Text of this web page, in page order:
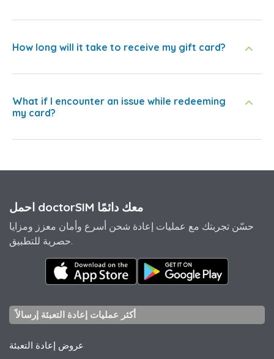
How long will it take to receive my gift card?
What if I encounter an issue while redeeming
my card?
احمل doctorSIM معك دائمًا
حسّن تجربتك مع عمليات إعادة شحن أسرع وأمان معزز ومزايا
حصرية للتطبيق.
أكثر عمليات إعادة التعبئة إرسالاً
عروض إعادة التعبئة